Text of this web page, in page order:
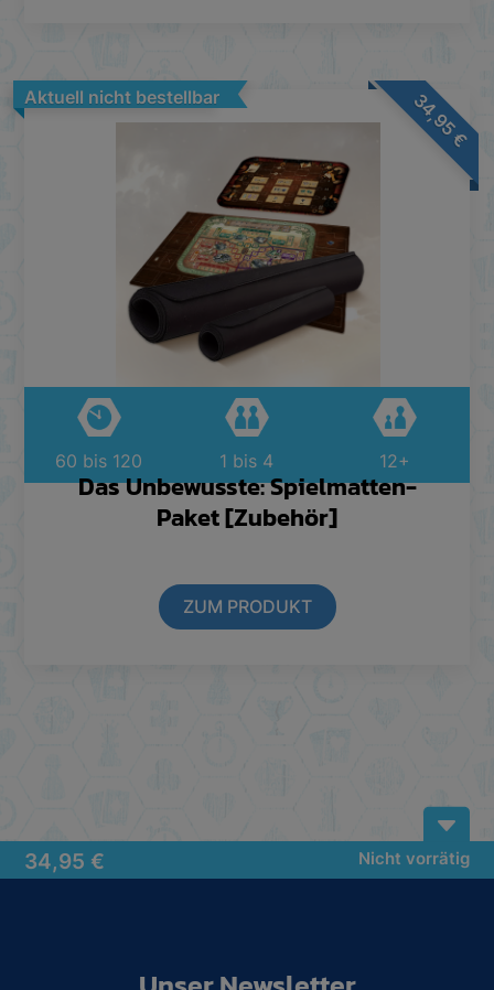
Das Unbewusste: Spielmatten-
Paket [Zubehör]
ZUM PRODUKT
60 bis 120 1 bis 4 12+
34,95
€
Aktuell nicht bestellbar
34,95 € Nicht vorrätig
B